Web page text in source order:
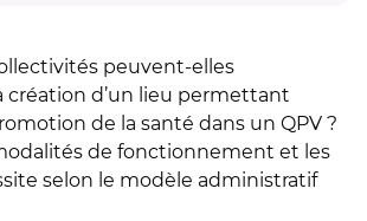
peuvent-elles
création d’un lieu permettant
de la santé dans un QPV ?
de fonctionnement et les
selon le modèle administratif